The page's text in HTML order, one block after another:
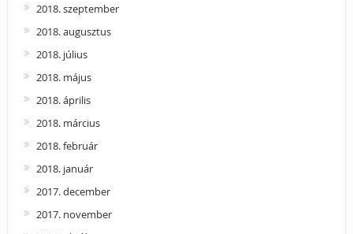
2018. szeptember
2018. augusztus
2018. július
2018. május
2018. április
2018. március
2018. február
2018. január
2017. december
2017. november